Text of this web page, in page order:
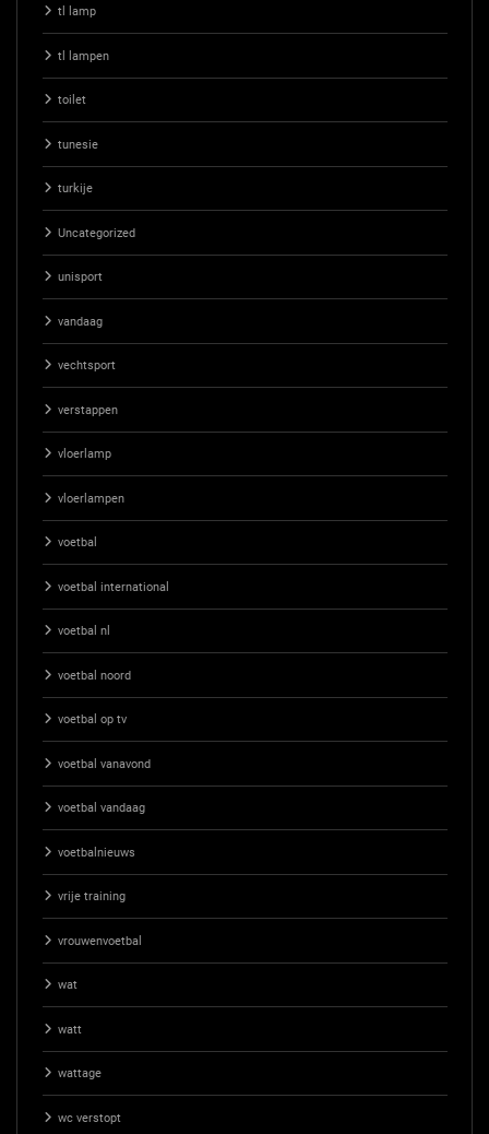
tl lamp
tl lampen
toilet
tunesie
turkije
Uncategorized
unisport
vandaag
vechtsport
verstappen
vloerlamp
vloerlampen
voetbal
voetbal international
voetbal nl
voetbal noord
voetbal op tv
voetbal vanavond
voetbal vandaag
voetbalnieuws
vrije training
vrouwenvoetbal
wat
watt
wattage
wc verstopt